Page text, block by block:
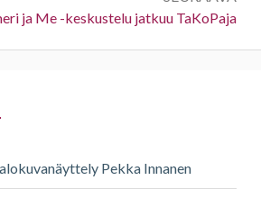
ja Me -keskustelu jatkuu TaKoPaja
Pekka Innanen